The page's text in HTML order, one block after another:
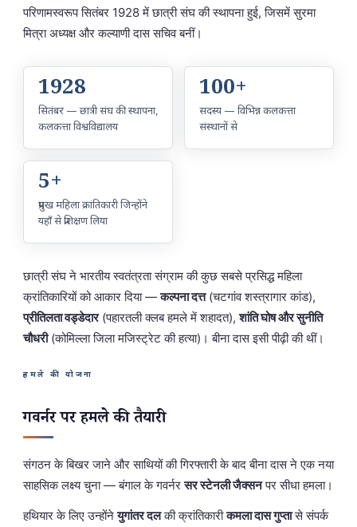
परिणामस्वरूप सितंबर 1928 में छात्री संघ की स्थापना हुई, जिसमें सुरमा
मित्रा अध्यक्ष और कल्याणी दास सचिव बनीं।
1928
सितंबर — छात्री संघ की स्थापना,
कलकत्ता विश्वविद्यालय
100+
सदस्य — विभिन्न कलकत्ता
संस्थानों से
5+
प्रमुख महिला क्रांतिकारी जिन्होंने
यहाँ से प्रशिक्षण लिया
छात्री संघ ने भारतीय स्वतंत्रता संग्राम की कुछ सबसे प्रसिद्ध महिला
क्रांतिकारियों को आकार दिया —कल्पना दत्त(चटगांव शस्त्रागार कांड),
प्रीतिलता वड्डेदार(पहारतली क्लब हमले में शहादत),शांति घोष और सुनीति
चौधरी(कोमिल्ला जिला मजिस्ट्रेट की हत्या)। बीना दास इसी पीढ़ी की थीं।
हमले की योजना
गवर्नर पर हमले की तैयारी
संगठन के बिखर जाने और साथियों की गिरफ्तारी के बाद बीना दास ने एक नया
साहसिक लक्ष्य चुना — बंगाल के गवर्नरसर स्टेनली जैक्सनपर सीधा हमला।
हथियार के लिए उन्होंनेयुगांतर दलकी क्रांतिकारीकमला दास गुप्तासे संपर्क